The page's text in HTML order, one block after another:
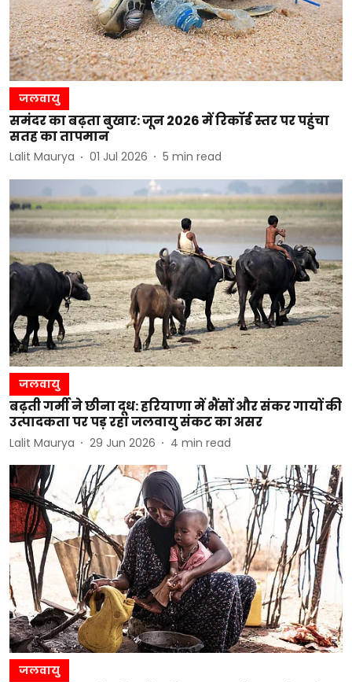
जलवायु
समंदर का बढ़ता बुखार: जून 2026 में रिकॉर्ड स्तर पर पहुंचा
सतह का तापमान
Lalit Maurya 01 Jul 2026 5 min read
जलवायु
बढ़ती गर्मी ने छीना दूध: हरियाणा में भैंसों और संकर गायों की
उत्पादकता पर पड़ रहा जलवायु संकट का असर
Lalit Maurya 29 Jun 2026 4 min read
जलवायु